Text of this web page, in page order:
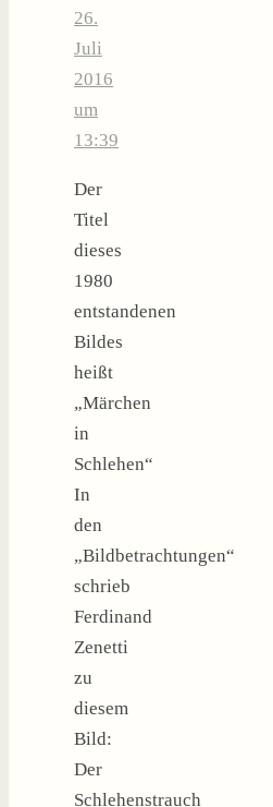
26.
Juli
2016
um
13:39
Der
Titel
dieses
1980
entstandenen
Bildes
heißt
„Märchen
in
Schlehen“
In
den
„Bildbetrachtungen“
schrieb
Ferdinand
Zenetti
zu
diesem
Bild:
Der
Schlehenstrauch